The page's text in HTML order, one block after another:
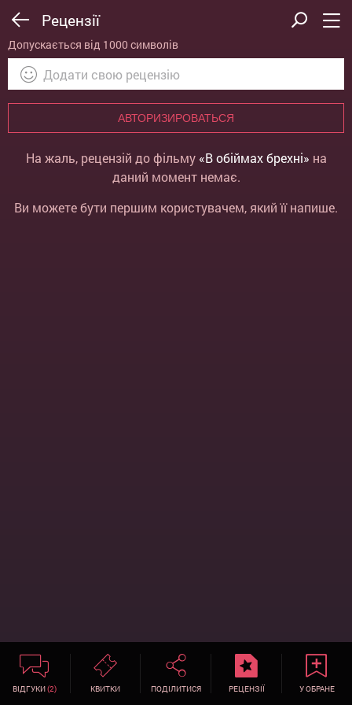
Рецензії
Допускається від 1000 символів
АВТОРИЗИРОВАТЬСЯ
На жаль, рецензій до фільму «В обіймах брехні» на
даний момент немає.
Ви можете бути першим користувачем, який її напише.
ВІДГУКИ(2) КВИТКИ ПОДІЛИТИСЯ РЕЦЕНЗІЇ У ОБРАНЕ